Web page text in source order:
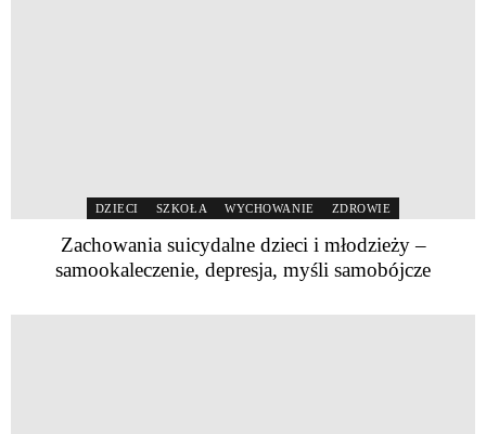
DZIECI SZKOŁA WYCHOWANIE ZDROWIE
Zachowania suicydalne dzieci i młodzieży –
samookaleczenie, depresja, myśli samobójcze